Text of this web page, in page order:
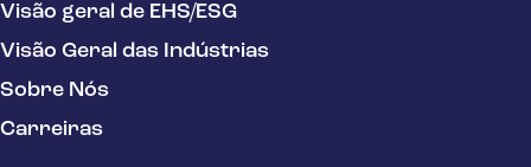
Visão geral de EHS/ESG
Visão Geral das Indústrias
Sobre Nós
Carreiras